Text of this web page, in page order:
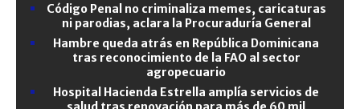
Código Penal no criminaliza memes, caricaturas
ni parodias, aclara la Procuraduría General
Hambre queda atrás en República Dominicana
tras reconocimiento de la FAO al sector
agropecuario
Hospital Hacienda Estrella amplía servicios de